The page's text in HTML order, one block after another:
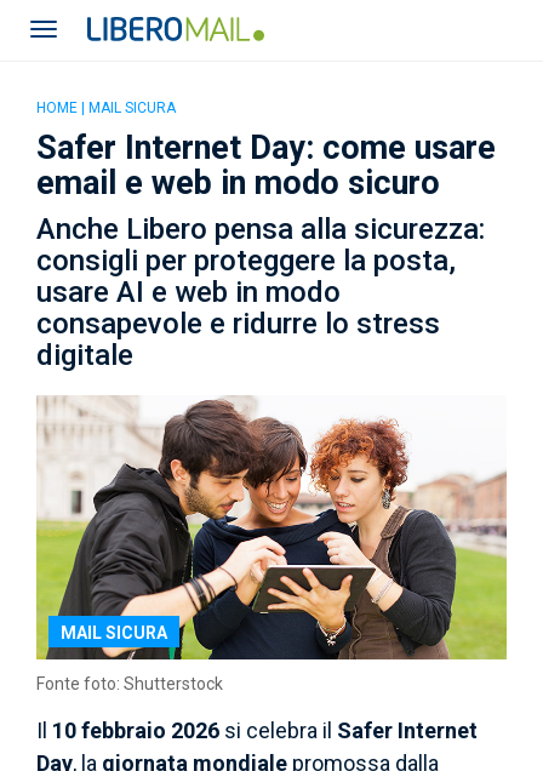
HOME MAIL SICURA
Safer Internet Day: come usare
email e web in modo sicuro
Anche Libero pensa alla sicurezza:
consigli per proteggere la posta,
usare AI e web in modo
consapevole e ridurre lo stress
digitale
Fonte foto: Shutterstock
MAIL SICURA
Il 10 febbraio 2026 si celebra il Safer Internet
Day, la giornata mondiale promossa dalla